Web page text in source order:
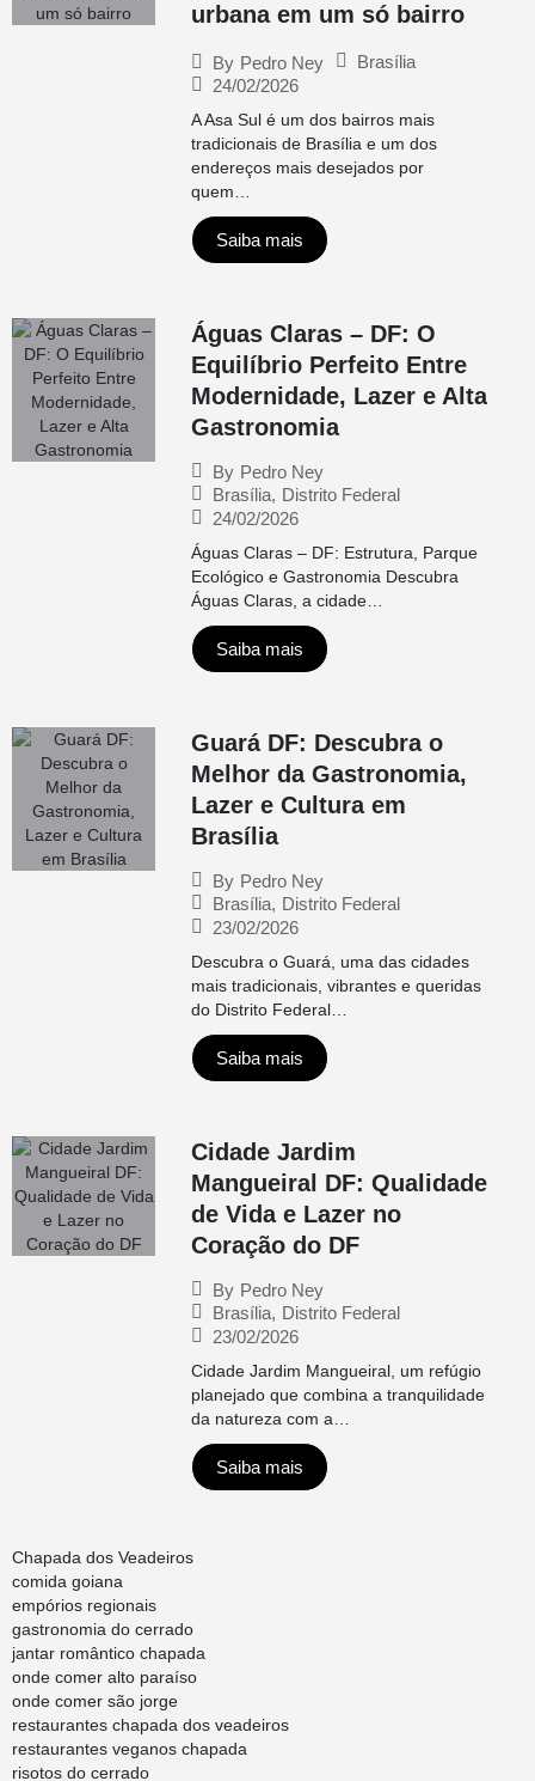
urbana em um só bairro
By Pedro Ney
Brasília
24/02/2026
A Asa Sul é um dos bairros mais
tradicionais de Brasília e um dos
endereços mais desejados por
quem…
Saiba mais
Águas Claras – DF: O
Equilíbrio Perfeito Entre
Modernidade, Lazer e Alta
Gastronomia
By Pedro Ney
Brasília, Distrito Federal
24/02/2026
Águas Claras – DF: Estrutura, Parque
Ecológico e Gastronomia Descubra
Águas Claras, a cidade…
Saiba mais
Guará DF: Descubra o
Melhor da Gastronomia,
Lazer e Cultura em
Brasília
By Pedro Ney
Brasília, Distrito Federal
23/02/2026
Descubra o Guará, uma das cidades
mais tradicionais, vibrantes e queridas
do Distrito Federal…
Saiba mais
Cidade Jardim
Mangueiral DF: Qualidade
de Vida e Lazer no
Coração do DF
By Pedro Ney
Brasília, Distrito Federal
23/02/2026
Cidade Jardim Mangueiral, um refúgio
planejado que combina a tranquilidade
da natureza com a…
Saiba mais
Chapada dos Veadeiros
comida goiana
empórios regionais
gastronomia do cerrado
jantar romântico chapada
onde comer alto paraíso
onde comer são jorge
restaurantes chapada dos veadeiros
restaurantes veganos chapada
risotos do cerrado